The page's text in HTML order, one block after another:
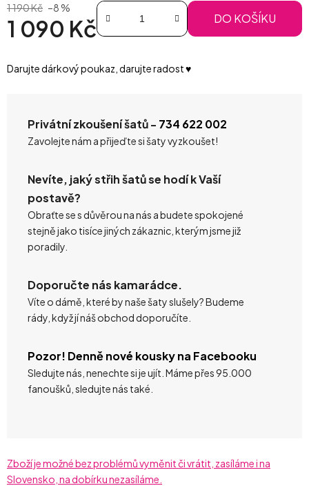
1 190 Kč –8 %
1 090 Kč DO KOŠÍKU
Darujte dárkový poukaz, darujte radost ♥️
Privátní zkoušení šatů - 734 622 002
Zavolejte nám a přijeďte si šaty vyzkoušet!
Nevíte, jaký střih šatů se hodí k Vaší
postavě?
Obraťte se s důvěrou na nás a budete spokojené
stejně jako tisíce jiných zákaznic, kterým jsme již
poradily.
Doporučte nás kamarádce.
Víte o dámě, které by naše šaty slušely? Budeme
rády, když jí náš obchod doporučíte.
Pozor! Denně nové kousky na Facebooku
Sledujte nás, nenechte si je ujít. Máme přes 95.000
fanoušků, sledujte nás také.
Zboží je možné bez problémů vyměnit či vrátit, zasíláme i na
Slovensko, na dobírku nezasíláme.